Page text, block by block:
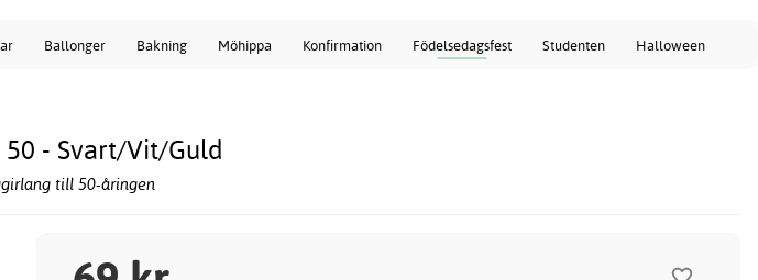
Ballonger Bakning Möhippa Konfirmation Födelsedagsfest Studenten Halloween
- Svart/Vit/Guld
till 50-åringen